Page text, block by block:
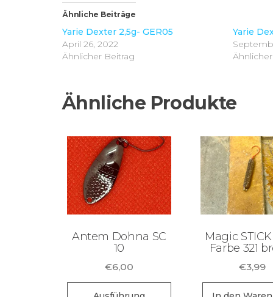
Ähnliche Beiträge
Yarie Dexter 2,5g- GER05
April 26, 2022
Ähnlicher Beitrag
Yarie
Ähnliche Produkte
Antem Dohna SC
10
€6,00
Dieses
Magic
Farbe 321
€3,99